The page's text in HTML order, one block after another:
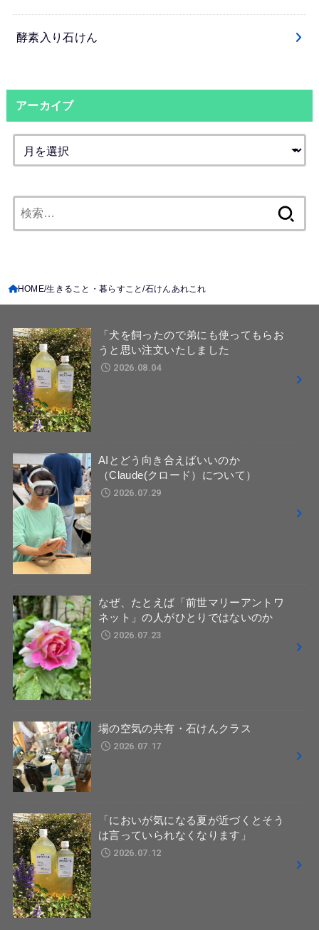
酵素入り石けん
アーカイブ
索:
HOME 生きること・暮らすこと 石けんあれこれ
「犬を飼ったので弟にも使ってもらお
うと思い注文いたしました
2026.08.04
AIとどう向き合えばいいのか
（Claude(クロード）について）
2026.07.29
なぜ、たとえば「前世マリーアントワ
ネット」の人がひとりではないのか
2026.07.23
場の空気の共有・石けんクラス
2026.07.17
「においが気になる夏が近づくとそう
は言っていられなくなります」
2026.07.12